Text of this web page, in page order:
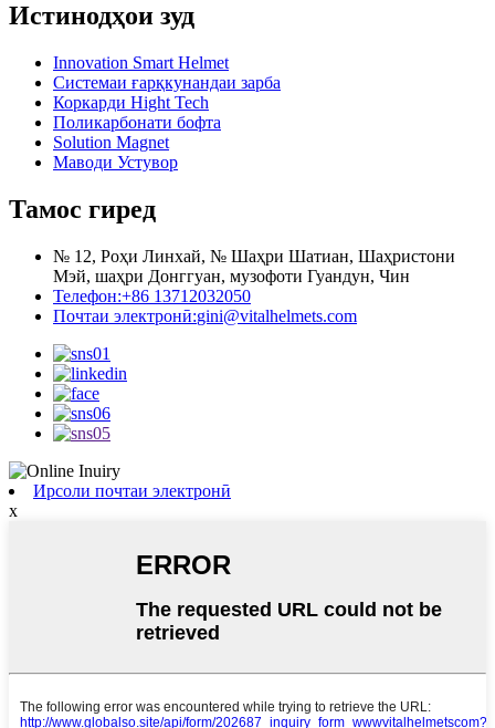
Истинодҳои зуд
Innovation Smart Helmet
Системаи ғарқкунандаи зарба
Коркарди Hight Tech
Поликарбонати бофта
Solution Magnet
Маводи Устувор
Тамос гиред
№ 12, Роҳи Линхай, № Шаҳри Шатиан, Шаҳристони
Мэй, шаҳри Донггуан, музофоти Гуандун, Чин
Телефон:+86 13712032050
Почтаи электронӣ:gini@vitalhelmets.com
Ирсоли почтаи электронӣ
x